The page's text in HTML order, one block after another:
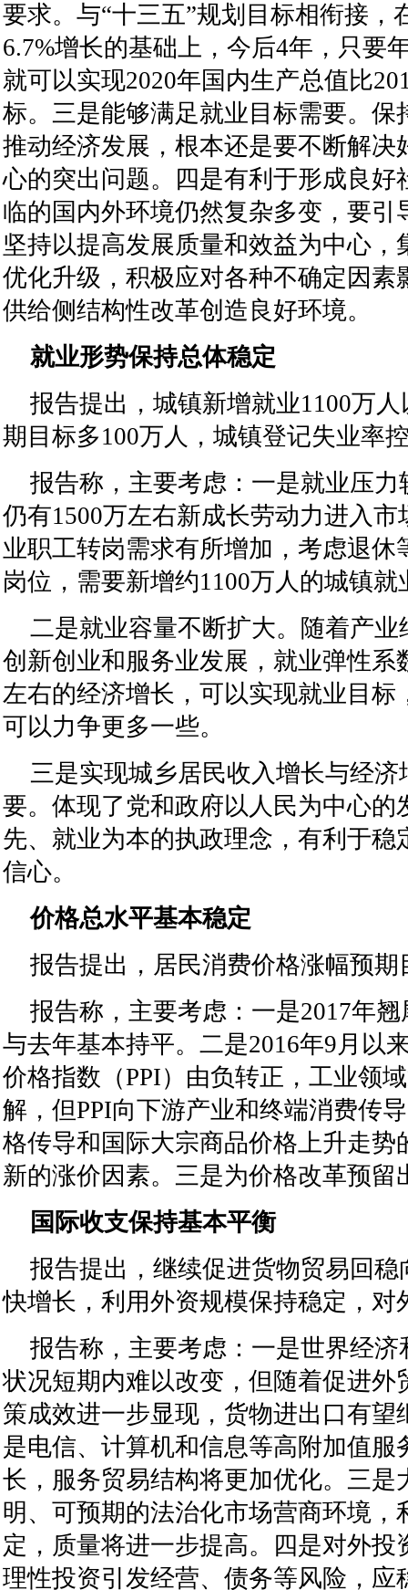
要求。与“十三五”规划目标相衔接，
6.7%增长的基础上，今后4年，只要
就可以实现2020年国内生产总值比
标。三是能够满足就业目标需要。保
推动经济发展，根本还是要不断解决
心的突出问题。四是有利于形成良好
临的国内外环境仍然复杂多变，要引
坚持以提高发展质量和效益为中心，
优化升级，积极应对各种不确定因素
供给侧结构性改革创造良好环境。
就业形势保持总体稳定
报告提出，城镇新增就业1100万
期目标多100万人，城镇登记失业率
报告称，主要考虑：一是就业压力
仍有1500万左右新成长劳动力进入
业职工转岗需求有所增加，考虑退休
岗位，需要新增约1100万人的城镇就
二是就业容量不断扩大。随着产
创新创业和服务业发展，就业弹性系
左右的经济增长，可以实现就业目标
可以力争更多一些。
三是实现城乡居民收入增长与经
要。体现了党和政府以人民为中心的
先、就业为本的执政理念，有利于稳
信心。
价格总水平基本稳定
报告提出，居民消费价格涨幅预期
报告称，主要考虑：一是2017年
与去年基本持平。二是2016年9月以
价格指数（PPI）由负转正，工业领
解，但PPI向下游产业和终端消费传
格传导和国际大宗商品价格上升走势
新的涨价因素。三是为价格改革预留
国际收支保持基本平衡
报告提出，继续促进货物贸易回
快增长，利用外资规模保持稳定，对
报告称，主要考虑：一是世界经
状况短期内难以改变，但随着促进外
策成效进一步显现，货物进出口有望
是电信、计算机和信息等高附加值服
长，服务贸易结构将更加优化。三是
明、可预期的法治化市场营商环境，
定，质量将进一步提高。四是对外投
理性投资引发经营、债务等风险，应